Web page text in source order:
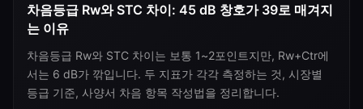
차음등급 Rw와 STC 차이: 45 dB 창호가 39로 매겨지
는 이유
차음등급 Rw와 STC 차이는 보통 1~2포인트지만, Rw+Ctr에
서는 6 dB가 깎입니다. 두 지표가 각각 측정하는 것, 시장별
등급 기준, 사양서 차음 항목 작성법을 정리합니다.